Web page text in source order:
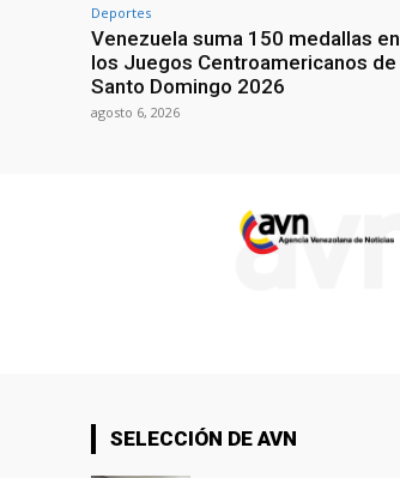
Deportes
Venezuela suma 150 medallas en
los Juegos Centroamericanos de
Santo Domingo 2026
agosto 6, 2026
SELECCIÓN DE AVN